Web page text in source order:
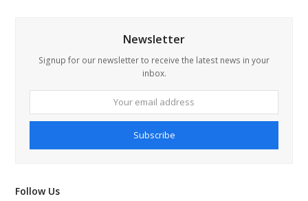
Newsletter
Signup for our newsletter to receive the latest news in your
inbox.
email
Subscribe
Follow Us